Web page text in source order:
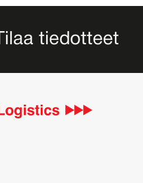
Tilaa tiedotteet